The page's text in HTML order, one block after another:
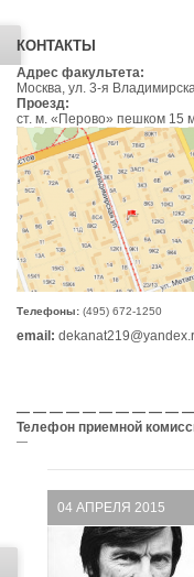
КОНТАКТЫ
Адрес факультета:
Москва, ул. 3-я
Проезд:
ст. м. «Перово» пешком 15
Телефоны:(495) 672-1250
email:
— — — — — — — — — —
Телефон приемной
—
04 АПРЕЛЯ 2015